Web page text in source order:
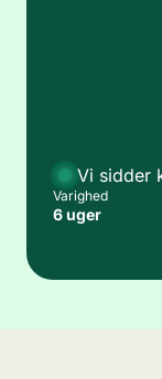
Vi sidder
Varighed
6 uger